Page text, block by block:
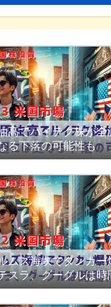
高でハイテク株が全
る下落の可能性も
ムズ海峡でタンカー
スラ、グーグルは時